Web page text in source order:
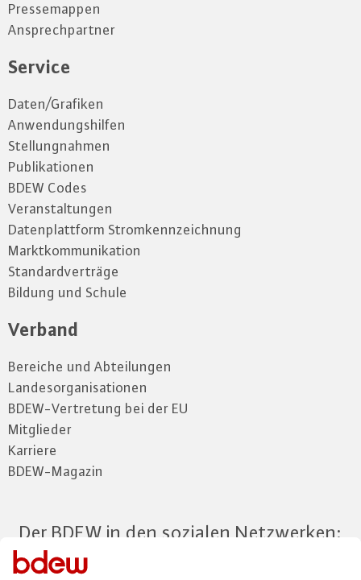
Pressemappen
Ansprechpartner
Service
Daten/Grafiken
Anwendungshilfen
Stellungnahmen
Publikationen
BDEW Codes
Veranstaltungen
Datenplattform Stromkennzeichnung
Marktkommunikation
Standardverträge
Bildung und Schule
Verband
Bereiche und Abteilungen
Landesorganisationen
BDEW-Vertretung bei der EU
Mitglieder
Karriere
BDEW-Magazin
Der BDEW in den sozialen Netzwerken: